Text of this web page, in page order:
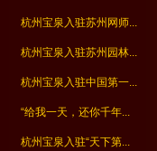
杭州宝泉入驻苏州网师...
杭州宝泉入驻苏州园林...
杭州宝泉入驻中国第一...
“给我一天，还你千年...
杭州宝泉入驻“天下第...